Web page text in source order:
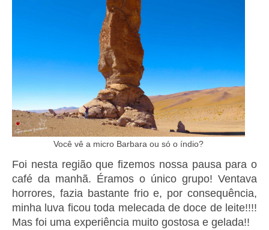
Você vê a micro Barbara ou só o índio?
Foi nesta região que fizemos nossa pausa para o
café da manhã. Éramos o único grupo! Ventava
horrores, fazia bastante frio e, por consequência,
minha luva ficou toda melecada de doce de leite!!!!
Mas foi uma experiência muito gostosa e gelada!!